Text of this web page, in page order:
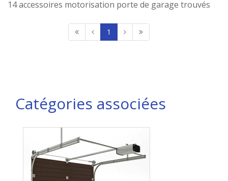
14 accessoires motorisation porte de garage trouvés
1
Catégories associées